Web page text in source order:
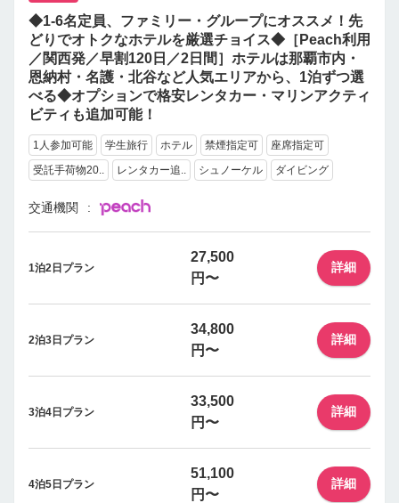
◆1-6名定員、ファミリー・グループにオススメ！先
どりでオトクなホテルを厳選チョイス◆［Peach利用
／関西発／早割120日／2日間］ホテルは那覇市内・
恩納村・名護・北谷など人気エリアから、1泊ずつ選
べる◆オプションで格安レンタカー・マリンアクティ
ビティも追加可能！
1人参加可能 学生旅行 ホテル 禁煙指定可
座席指定可
受託手荷物20..
レンタカー追.. シュノーケル ダイビング
交通機関
1泊2日プラン
27,500
円〜
詳細
2泊3日プラン
34,800
円〜
詳細
3泊4日プラン
33,500
円〜
詳細
4泊5日プラン
51,100
円〜
詳細